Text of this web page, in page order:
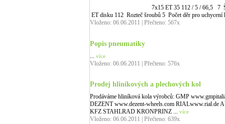
7x15 ET 35 112 / 5 / 66,5 7 Šířka ráfku
ET disku 112 Rozteč šroubů 5 Počet děr pro
Vloženo: 06.06.2011 | Přečteno: 567x
Popis pneumatiky
více
Vloženo: 06.06.2011 | Přečteno: 576x
Prodej hliníkových a plechových kol
Prodáváme hliníková kola výrobců: GMP
DEZENT www.dezent-wheels.com RIALwww.rial.de
KFZ STAHLRAD KRONPRINZ ... více
Vloženo: 06.06.2011 | Přečteno: 639x